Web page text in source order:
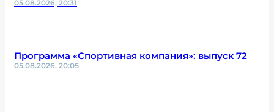
05.08.2026, 20:31
Программа «Спортивная компания»: выпуск 72
05.08.2026, 20:05